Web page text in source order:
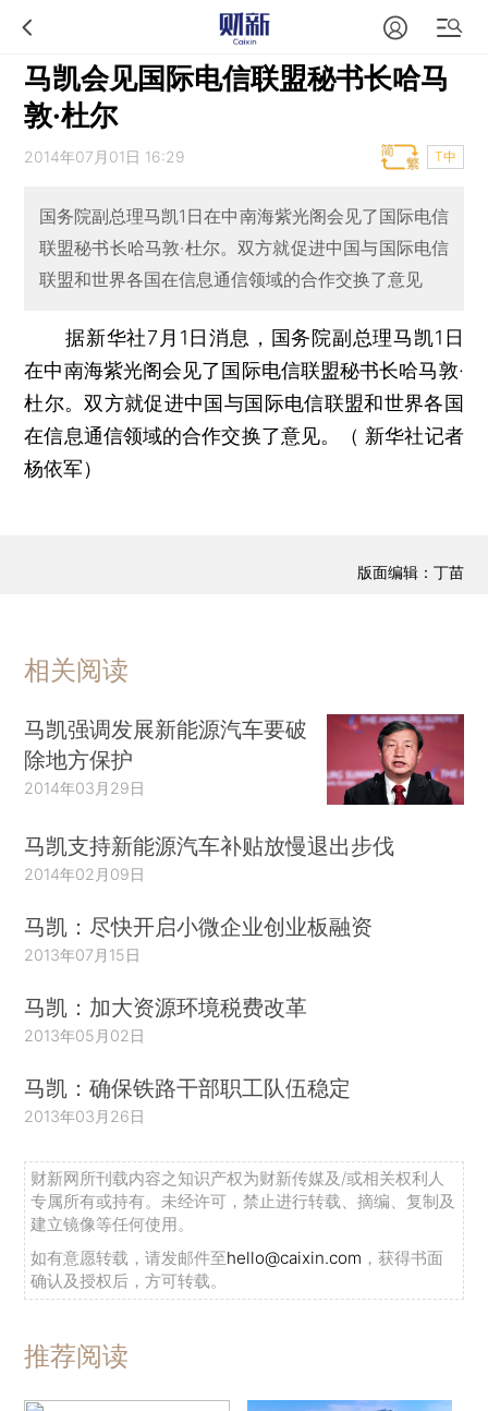
马凯会见国际电信联盟秘书长哈马
敦·杜尔
2014年07月01日 16:29 T中
国务院副总理马凯1日在中南海紫光阁会见了国际电信
联盟秘书长哈马敦·杜尔。双方就促进中国与国际电信
联盟和世界各国在信息通信领域的合作交换了意见
据新华社7月1日消息，国务院副总理马凯1日
在中南海紫光阁会见了国际电信联盟秘书长哈马敦·
杜尔。双方就促进中国与国际电信联盟和世界各国
在信息通信领域的合作交换了意见。（ 新华社记者
杨依军）
版面编辑：丁苗
相关阅读
马凯强调发展新能源汽车要破
除地方保护
2014年03月29日
马凯支持新能源汽车补贴放慢退出步伐
2014年02月09日
马凯：尽快开启小微企业创业板融资
2013年07月15日
马凯：加大资源环境税费改革
2013年05月02日
马凯：确保铁路干部职工队伍稳定
2013年03月26日
财新网所刊载内容之知识产权为财新传媒及/或相关权利人
专属所有或持有。未经许可，禁止进行转载、摘编、复制及
建立镜像等任何使用。
如有意愿转载，请发邮件至hello@caixin.com ，获得书面
确认及授权后，方可转载。
推荐阅读